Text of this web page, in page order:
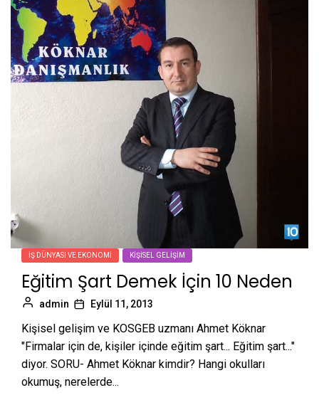
İŞ DÜNYASI VE EKONOMI KIŞISEL GELIŞIM
Eğitim Şart Demek İçin 10 Neden
admin Eylül 11, 2013
Kişisel gelişim ve KOSGEB uzmanı Ahmet Köknar
"Firmalar için de, kişiler içinde eğitim şart... Eğitim şart..."
diyor. SORU- Ahmet Köknar kimdir? Hangi okulları
okumuş, nerelerde...